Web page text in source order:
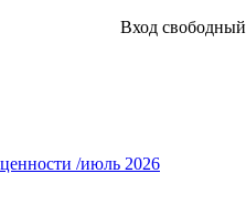
Вход свободный
/июль 2026